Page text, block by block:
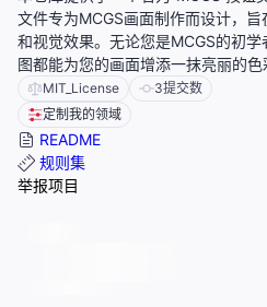
文件专为MCGS画面制作而设计，
和视觉效果。无论您是MCGS的初
图都能为您的画面增添一抹亮丽的色
MIT_License 3提交数
定制我的领域
README
规则集
举报项目